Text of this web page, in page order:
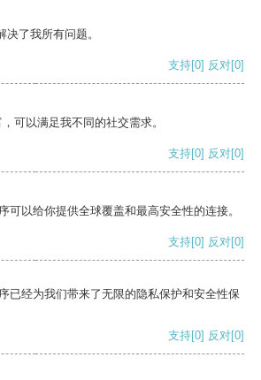
了我所有问题。
支持[0] 反对[0]
可以满足我不同的社交需求。
支持[0] 反对[0]
可以给你提供全球覆盖和最高安全性的连接。
支持[0] 反对[0]
已经为我们带来了无限的隐私保护和安全性保
支持[0] 反对[0]